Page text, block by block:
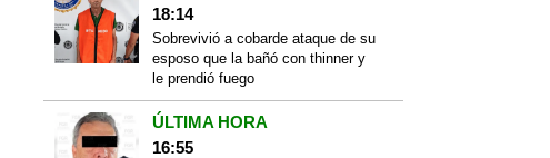
18:14
Sobrevivió a cobarde ataque de su
esposo que la bañó con thinner y
le prendió fuego
ÚLTIMA HORA
16:55